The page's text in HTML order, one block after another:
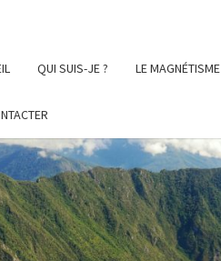
QUI SUIS-JE ? LE MAGNÉTISME